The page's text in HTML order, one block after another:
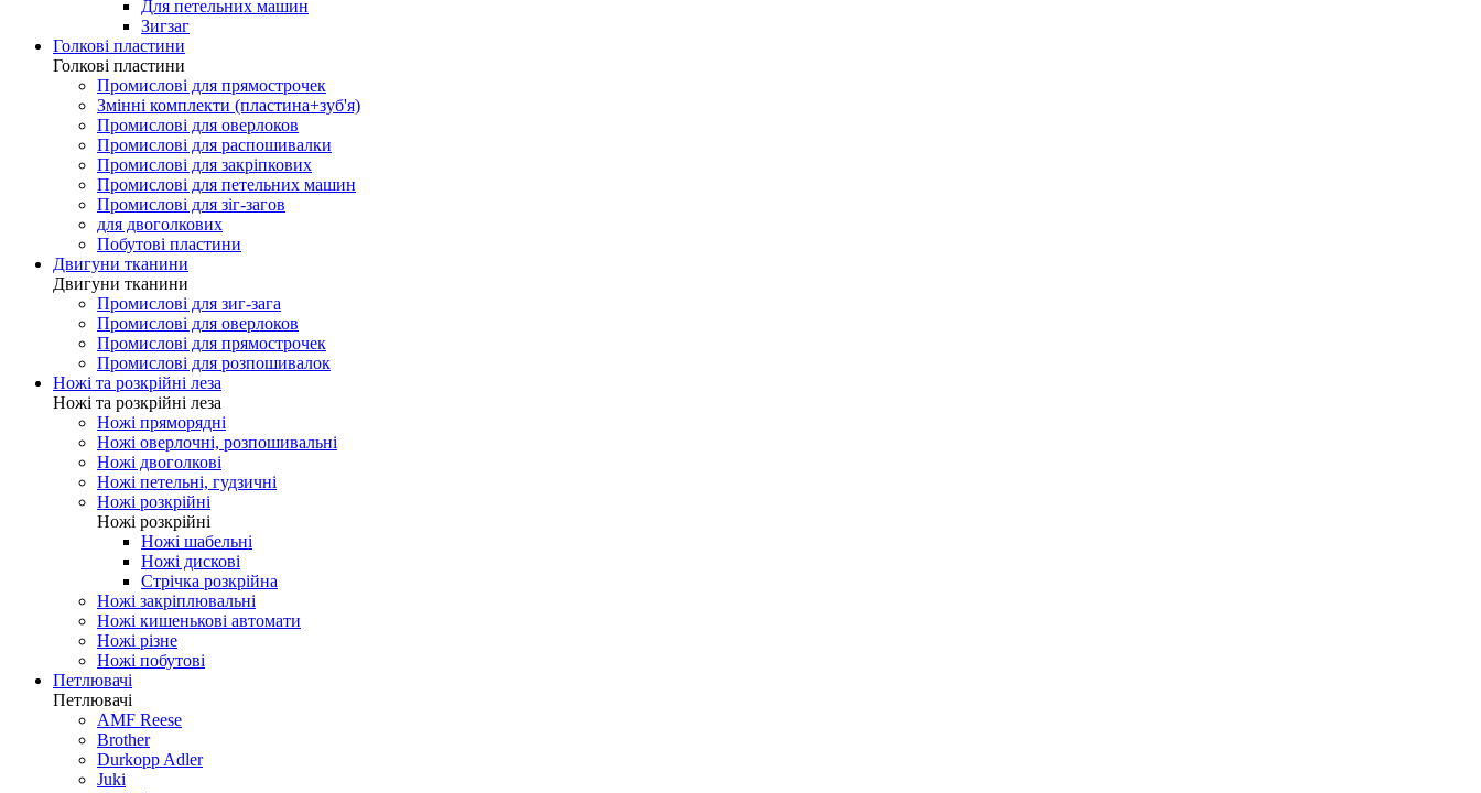
Для петельних машин
Зигзаг
Голкові пластини
Голкові пластини
Промислові для прямострочек
Змінні комплекти (пластина+зуб'я)
Промислові для оверлоков
Промислові для распошивалки
Промислові для закріпкових
Промислові для петельних машин
Промислові для зіг-загов
для двоголкових
Побутові пластини
Двигуни тканини
Двигуни тканини
Промислові для зиг-зага
Промислові для оверлоков
Промислові для прямострочек
Промислові для розпошивалок
Ножі та розкрійні леза
Ножі та розкрійні леза
Ножі пряморядні
Ножі оверлочні, розпошивальні
Ножі двоголкові
Ножі петельні, гудзичні
Ножі розкрійні
Ножі розкрійні
Ножі шабельні
Ножі дискові
Стрічка розкрійна
Ножі закріплювальні
Ножі кишенькові автомати
Ножі різне
Ножі побутові
Петлювачі
Петлювачі
AMF Reese
Brother
Durkopp Adler
Juki